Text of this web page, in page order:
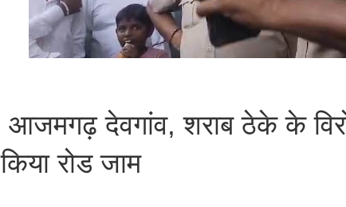
आजमगढ़ देवगांव, शराब ठेके के
किया रोड जाम